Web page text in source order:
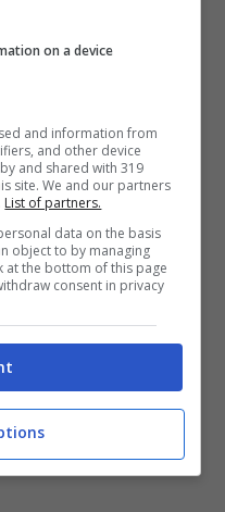
troppo tempo e i
di tornare
rimane che… friggere di
è possibile
che regalerà al
gusto perduti. Provate
on a device
and information from
and other device
and shared with 319
site. We and our partners
List of partners.
data on the basis
object to by managing
at the bottom of this page
consent in privacy